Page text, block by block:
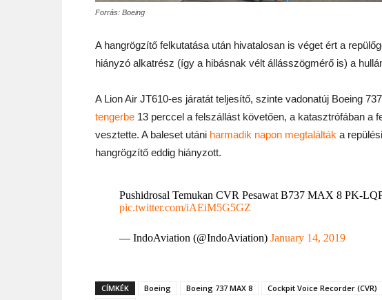
Forrás: Boeing
A hangrögzítő felkutatása után hivatalosan is véget ért a
hiányzó alkatrész (így a hibásnak vélt állásszögmérő is) a
A Lion Air JT610-es járatát teljesítő, szinte vadonatúj Boeing
tengerbe 13 perccel a felszállást követően, a katasztrófában a
vesztette. A baleset utáni harmadik napon megtalálták a
hangrögzítő eddig hiányzott.
Pushidrosal Temukan CVR Pesawat B737 MAX 8 PK-
pic.twitter.com/iAEiM5G5GZ
— IndoAviation (@IndoAviation) January 14, 2019
CÍMKÉK Boeing Boeing 737 MAX 8 Cockpit Voice Recorder (CVR)